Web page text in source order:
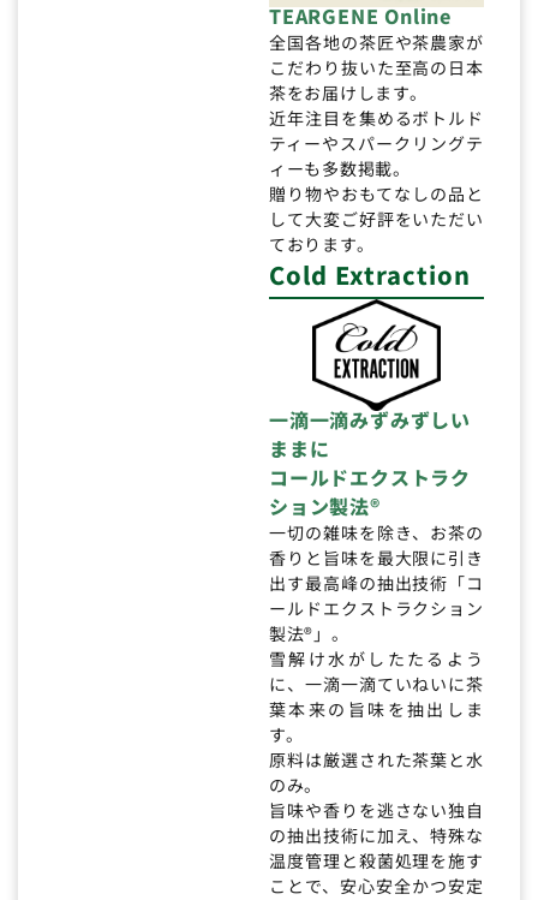
TEARGENE Online
全国各地の茶匠や茶農家が
こだわり抜いた至高の日本
茶をお届けします。
近年注目を集めるボトルド
ティーやスパークリングテ
ィーも多数掲載。
贈り物やおもてなしの品と
して大変ご好評をいただい
ております。
Cold Extraction
一滴一滴みずみずしい
ままに
コールドエクストラク
ション製法®
一切の雑味を除き、お茶の
香りと旨味を最大限に引き
出す最高峰の抽出技術「コ
ールドエクストラクション
製法®」。
雪解け水がしたたるよう
に、一滴一滴ていねいに茶
葉本来の旨味を抽出しま
す。
原料は厳選された茶葉と水
のみ。
旨味や香りを逃さない独自
の抽出技術に加え、特殊な
温度管理と殺菌処理を施す
ことで、安心安全かつ安定